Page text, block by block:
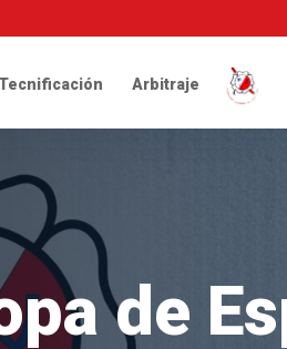
Tecnificación Arbitraje
de